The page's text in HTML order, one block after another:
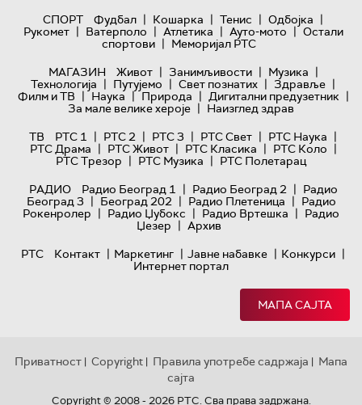
СПОРТ
Фудбал | Кошарка | Тенис | Одбојка |
Рукомет | Ватерполо | Атлетика | Ауто-мото | Остали
спортови | Меморијал РТС
МАГАЗИН
Живот | Занимљивости | Музика |
Технологијa | Путујемо | Свет познатих | Здравље |
Филм и ТВ | Наука | Природа | Дигитални предузетник |
За мале велике хероје | Наизглед здрав
ТВ
РТС 1 | РТС 2 | РТС 3 | РТС Свет | РТС Наука |
РТС Драма | РТС Живот | РТС Класика | РТС Коло |
РТС Трезор | РТС Музика | РТС Полетарац
РАДИО
Радио Београд 1 | Радио Београд 2 | Радио
Београд 3 | Београд 202 | Радио Плетеница | Радио
Рокенролер | Радио Џубокс | Радио Вртешка | Радио
Џезер | Архив
РТС
Контакт | Маркетинг | Јавне набавке | Конкурси |
Интернет портал
МАПА САЈТА
Приватност | Copyright | Правила употребе садржаја | Мапа
сајта
Copyright © 2008 - 2026 РТС. Сва права задржана.